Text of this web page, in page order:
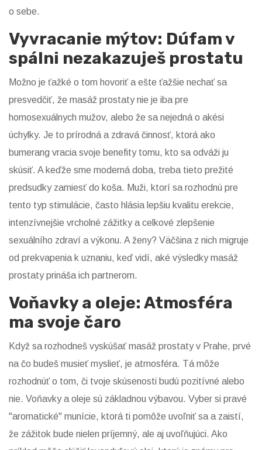
o sebe.
Vyvracanie mýtov: Dúfam v
spálni nezakazuješ prostatu
Možno je ťažké o tom hovoriť a ešte ťažšie nechať sa
presvedčiť, že masáž prostaty nie je iba pre
homosexuálnych mužov, alebo že sa nejedná o akési
úchylky. Je to prírodná a zdravá činnosť, ktorá ako
bumerang vracia svoje benefity tomu, kto sa odváži ju
skúsiť. A keďže sme moderná doba, treba tieto prežité
predsudky zamiesť do koša. Muži, ktorí sa rozhodnú pre
tento typ stimulácie, často hlásia lepšiu kvalitu erekcie,
intenzívnejšie vrcholné zážitky a celkové zlepšenie
sexuálního zdraví a výkonu. A ženy? Väčšina z nich migruje
od prekvapenia k uznaniu, keď vidí, aké výsledky masáž
prostaty prináša ich partnerom.
Voňavky a oleje: Atmosféra
ma svoje čaro
Když sa rozhodneš vyskúšať masáž prostaty v Prahe, prvé
na čo budeš musieť myslieť, je atmosféra. Tá môže
rozhodnúť o tom, či tvoje skúsenosti budú pozitívné alebo
nie. Voňavky a oleje sú základnou výbavou. Vyber si pravé
"aromatické" munície, ktorá ti pomôže uvoľniť sa a zaistí,
že zážitok bude nielen príjemný, ale aj uvoľňujúci. Ako